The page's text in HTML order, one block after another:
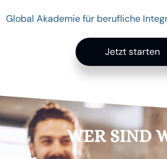
Global Akademie für berufliche
Jetzt starten
WER SIND